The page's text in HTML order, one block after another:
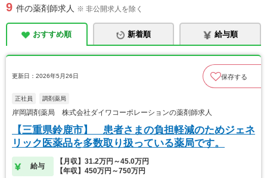
9 件の薬剤師求人 ※ 非公開求人を除く
おすすめ順 新着順 給与順
更新日：2026年5月26日 保存する
正社員 調剤薬局
岸岡調剤薬局 株式会社ダイワコーポレーションの薬剤師求人
【三重県鈴鹿市】 患者さまの負担軽減のためジェネ
リック医薬品を多数取り扱っている薬局です。
給与
【月収】31.2万円～45.0万円
【年収】450万円～750万円